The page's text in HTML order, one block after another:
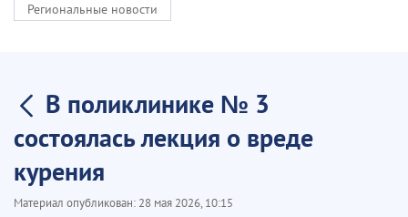
Региональные новости
В поликлинике № 3
состоялась лекция о вреде
курения
Материал опубликован: 28 мая 2026, 10:15